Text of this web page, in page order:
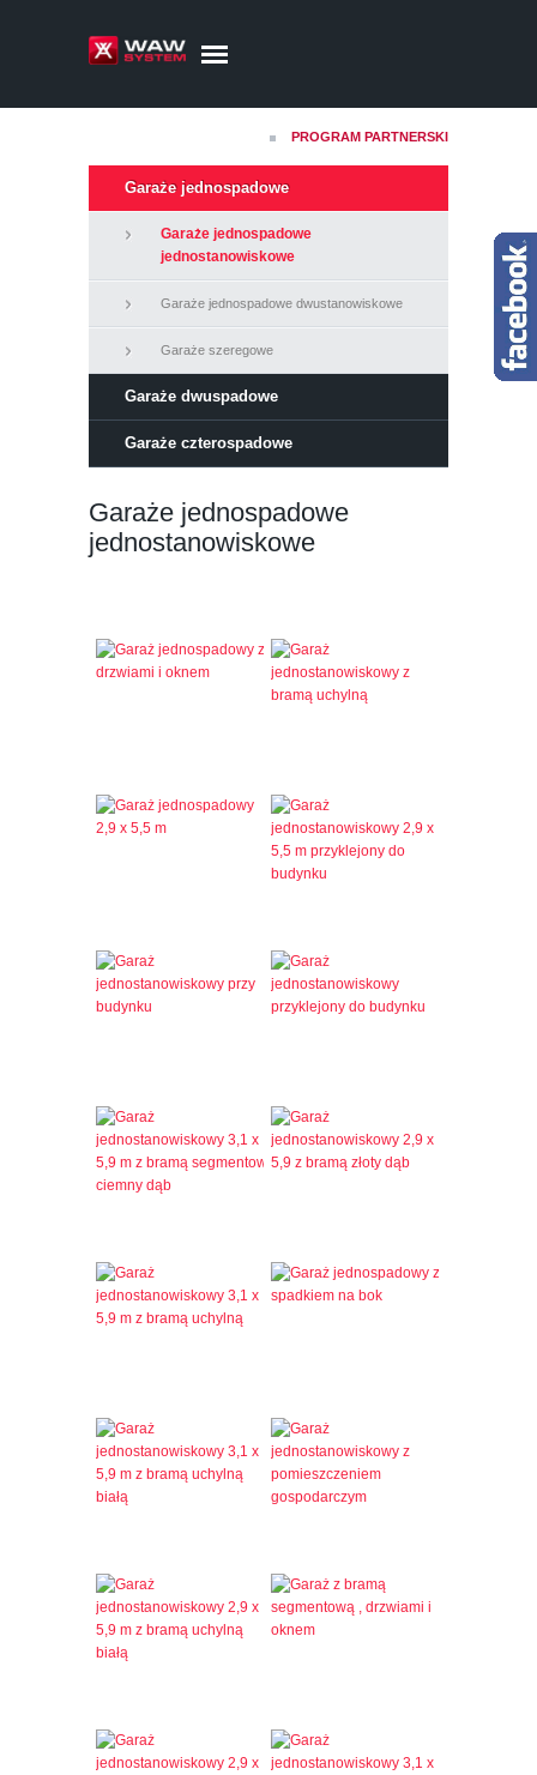
PROGRAM PARTNERSKI
Garaże jednospadowe
Garaże jednospadowe
jednostanowiskowe
Garaże jednospadowe dwustanowiskowe
Garaże szeregowe
Garaże dwuspadowe
Garaże czterospadowe
Garaże jednospadowe
jednostanowiskowe